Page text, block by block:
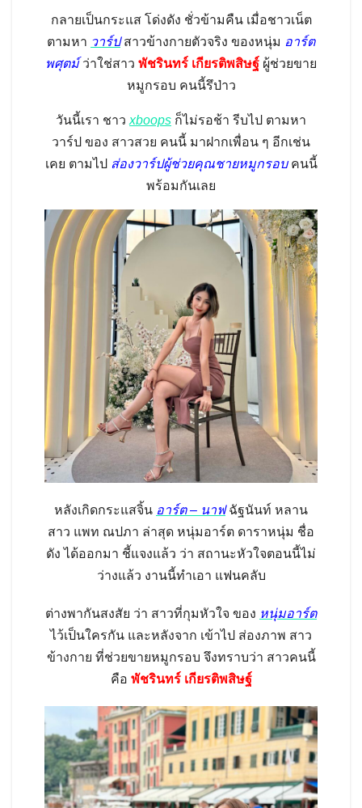
กลายเป็นกระแส โด่งดัง ชั่วข้ามคืน เมื่อชาวเน็ต
ตามหา วาร์ปสาวข้างกายตัวจริง ของหนุ่ม อาร์ต
พศุตม์ว่าใช่สาว พัชรินทร์ เกียรติพสิษฐ์ ผู้ช่วยขาย
หมูกรอบ คนนี้รึป่าว
วันนี้เรา ชาว xboops ก็ไม่รอช้า รีบไป ตามหา
วาร์ป ของ สาวสวย คนนี้ มาฝากเพื่อน ๆ อีกเช่น
เคย ตามไป ส่องวาร์ปผู้ช่วยคุณชายหมูกรอบคนนี้
พร้อมกันเลย
หลังเกิดกระแสจิ้น อาร์ต – นาฟฉัฐนันท์ หลาน
สาว แพท ณปภา ล่าสุด หนุ่มอาร์ต ดาราหนุ่ม ชื่อ
ดัง ได้ออกมา ชี้แจงแล้ว ว่า สถานะหัวใจตอนนี้ไม่
ว่างแล้ว งานนี้ทำเอา แฟนคลับ
ต่างพากันสงสัย ว่า สาวที่กุมหัวใจ ของ หนุ่มอาร์ต
ไว้เป็นใครกัน และหลังจาก เข้าไป ส่องภาพ สาว
ข้างกาย ที่ช่วยขายหมูกรอบ จึงทราบว่า สาวคนนี้
คือ พัชรินทร์ เกียรติพสิษฐ์